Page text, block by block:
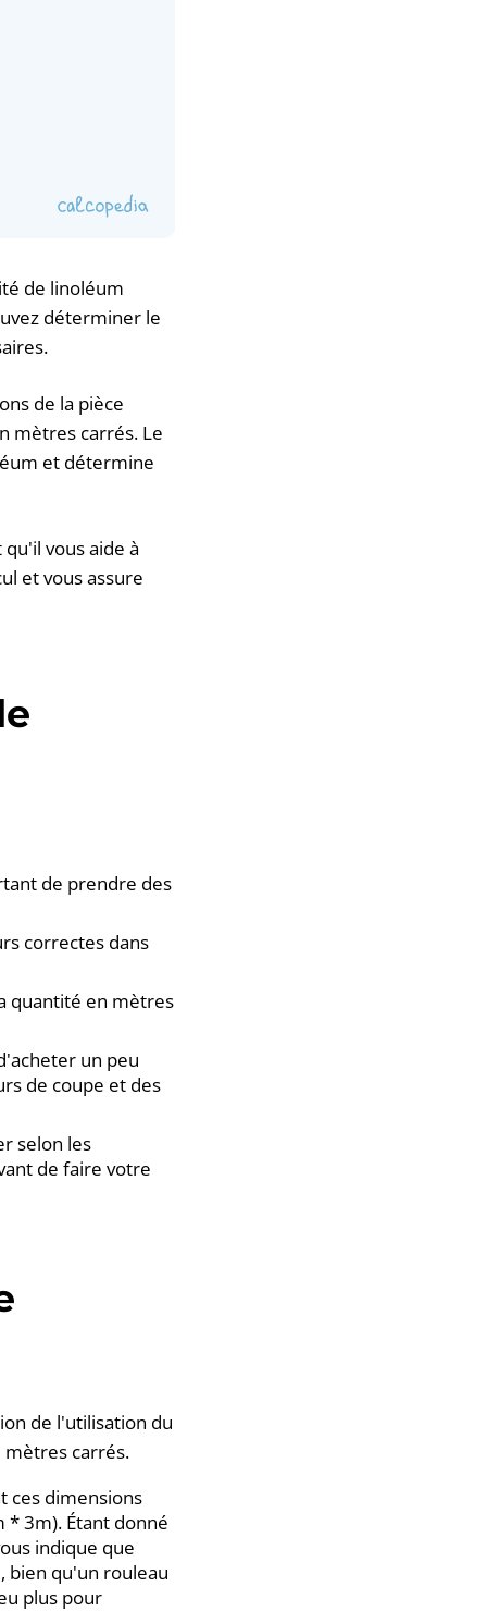
de linoléum
déterminer le
de la pièce
mètres carrés. Le
et détermine
vous aide à
et vous assure
de prendre des
correctes dans
quantité en mètres
un peu
de coupe et des
selon les
de faire votre
de l'utilisation du
mètres carrés.
ces dimensions
* 3m). Étant donné
indique que
bien qu'un rouleau
plus pour